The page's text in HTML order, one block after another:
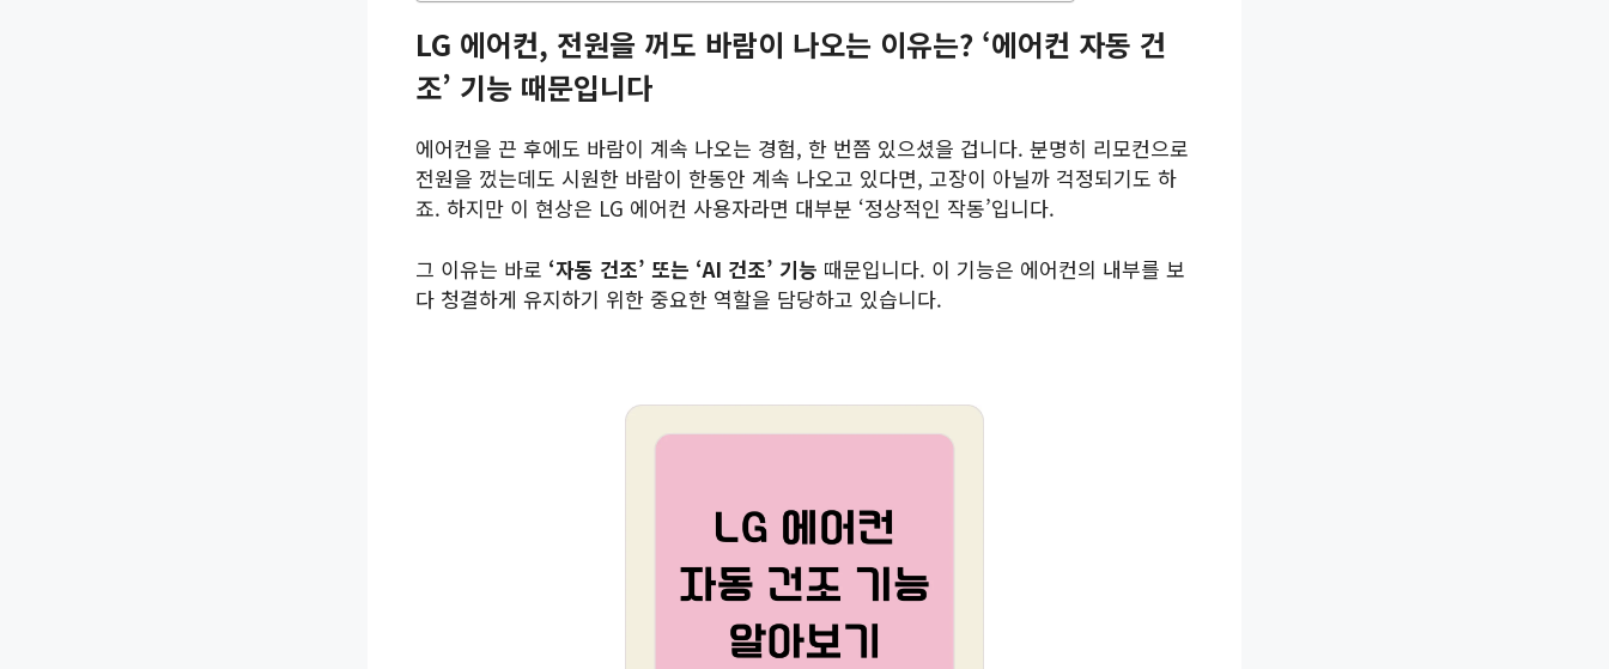
LG 에어컨, 전원을 꺼도 바람이 나오는 이유는? ‘에어컨 자동 건
조’ 기능 때문입니다
에어컨을 끈 후에도 바람이 계속 나오는 경험, 한 번쯤 있으셨을 겁니다. 분명히 리모컨으로
전원을 껐는데도 시원한 바람이 한동안 계속 나오고 있다면, 고장이 아닐까 걱정되기도 하
죠. 하지만 이 현상은 LG 에어컨 사용자라면 대부분 ‘정상적인 작동’입니다.
그 이유는 바로 ‘자동 건조’ 또는 ‘AI 건조’ 기능 때문입니다. 이 기능은 에어컨의 내부를 보
다 청결하게 유지하기 위한 중요한 역할을 담당하고 있습니다.